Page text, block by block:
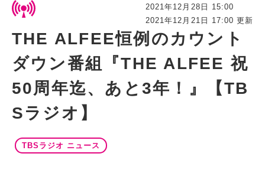
THE ALFEE恒例のカウント
ダウン番組『THE ALFEE 祝
50周年迄、あと3年！』【TB
Sラジオ】
TBSラジオ ニュース
2021年12月28日 15:00
2021年12月21日 17:00 更新